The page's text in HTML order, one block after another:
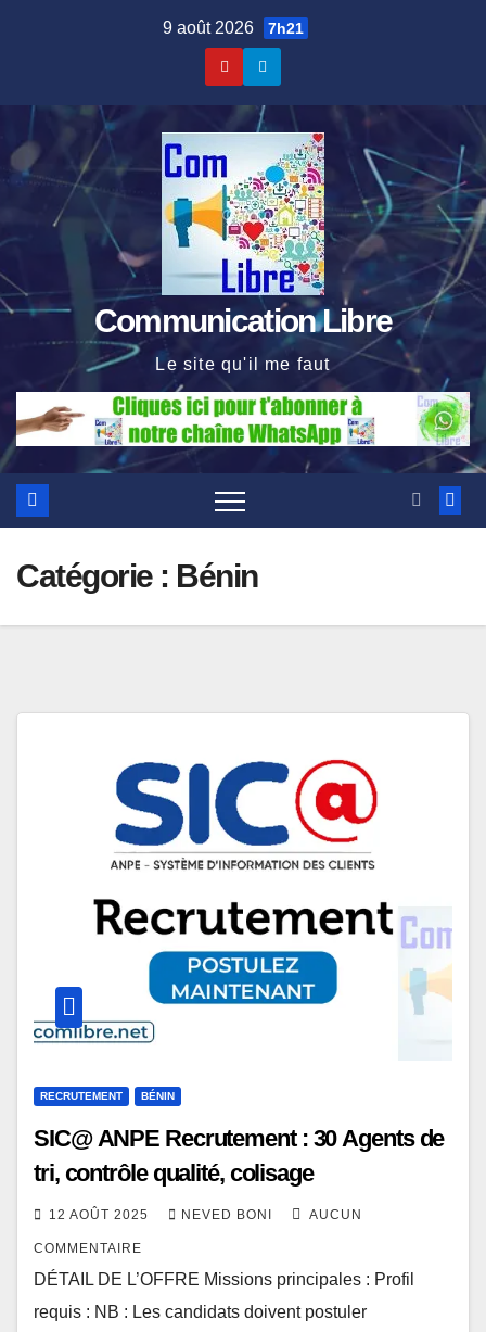
9 août 2026 7h21
Communication Libre
Le site qu'il me faut
Catégorie : Bénin
RECRUTEMENT BÉNIN
SIC@ ANPE Recrutement : 30 Agents de
tri, contrôle qualité, colisage
12 AOÛT 2025 NEVED BONI AUCUN
COMMENTAIRE
DÉTAIL DE L’OFFRE Missions principales : Profil
requis : NB : Les candidats doivent postuler